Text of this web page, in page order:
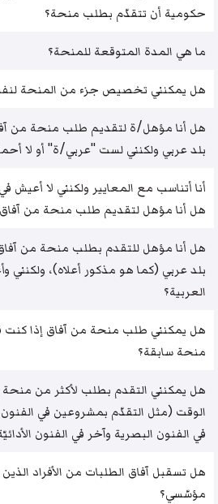
حكومية أن تتقدّم بطلب منحة؟
ما هي المدة المتوقعة للمنحة؟
هل يمكنني تخصيص جزء من المنحة
هل أنا مؤهل/ة لتقديم طلب منحة من
بلد عربي ولكنني لست "عربي/ة" أو لا
أنا أتناسب مع المعايير ولكنني لا أعيش
هل أنا مؤهل لتقديم طلب منحة من
هل أنا مؤهل للتقدم بطلب منحة من
بلد عربي (كما هو مذكور أعلاه)، ولكنني
العربية؟
هل يمكنني طلب منحة من آفاق إذا
منحة سابقة؟
هل يمكنني التقدم بطلب لأكثر من
الوقت (مثل التقدّم بمشروعين في
في الفنون البصرية وآخر في الفنون
هل تسقبل آفاق الطلبات من الأفراد
مؤسّسي؟